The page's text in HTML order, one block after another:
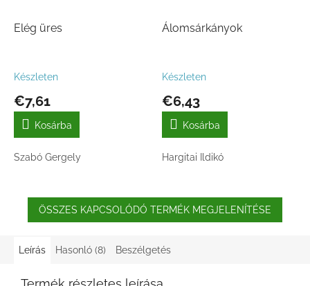
Elég üres
Készleten
€7,61
Kosárba
Szabó Gergely
Álomsárkányok
Készleten
€6,43
Kosárba
Hargitai Ildikó
ÖSSZES KAPCSOLÓDÓ TERMÉK MEGJELENÍTÉSE
Leírás Hasonló (8) Beszélgetés